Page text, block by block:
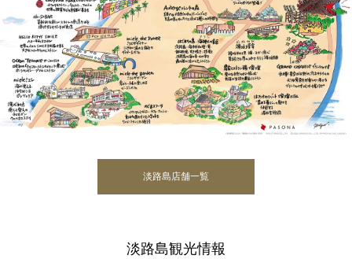
淡路島店舗一覧
淡路島観光情報